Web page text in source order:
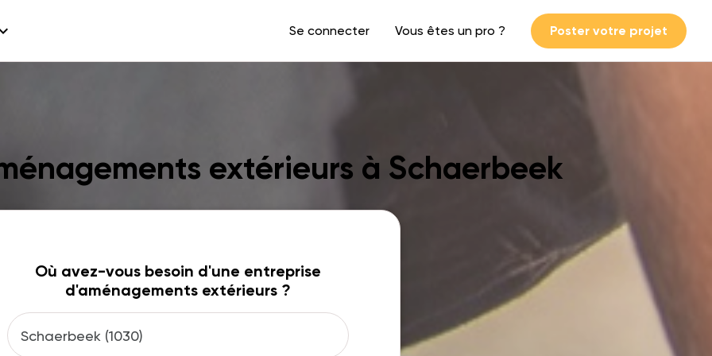
Se connecter Vous êtes un pro ? Poster votre projet
extérieurs à Schaerbeek
Où avez-vous besoin d'une entreprise
d'aménagements extérieurs ?